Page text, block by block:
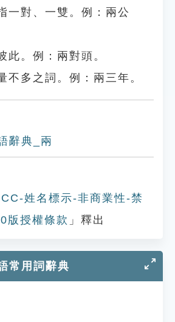
一對、一雙。例：兩公
此。例：兩對頭。
不多之詞。例：兩三年。
辭典_兩
姓名標示-非商業性-禁
版授權條款 」釋出
常用詞辭典